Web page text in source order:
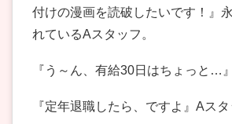
付けの漫画を読破したいです！』
れているAスタッフ。
『う～ん、有給30日はちょっと…
『定年退職したら、ですよ』Aスタ